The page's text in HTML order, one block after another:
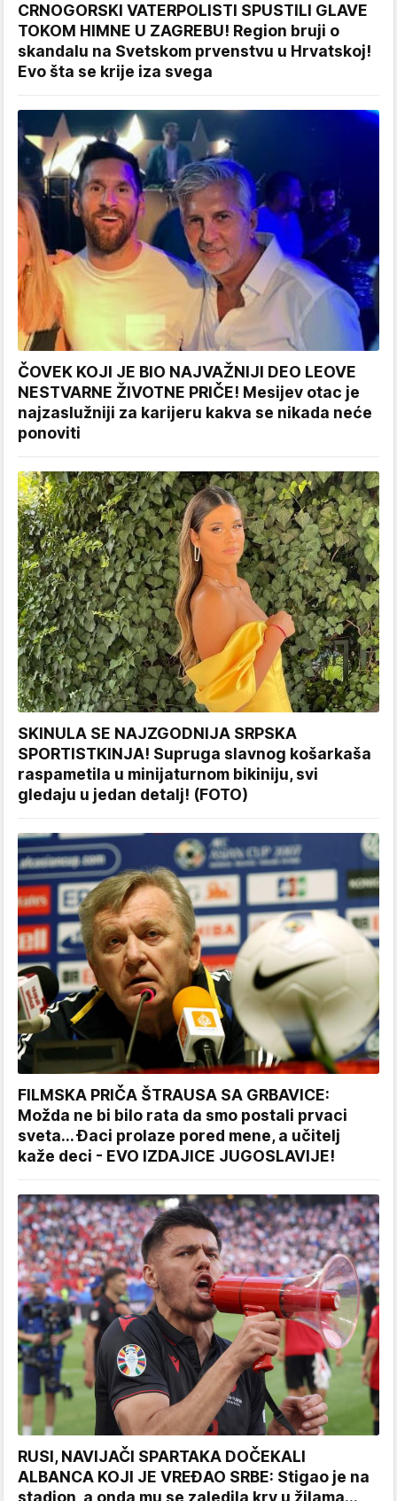
CRNOGORSKI VATERPOLISTI SPUSTILI GLAVE
TOKOM HIMNE U ZAGREBU! Region bruji o
skandalu na Svetskom prvenstvu u Hrvatskoj!
Evo šta se krije iza svega
ČOVEK KOJI JE BIO NAJVAŽNIJI DEO LEOVE
NESTVARNE ŽIVOTNE PRIČE! Mesijev otac je
najzaslužniji za karijeru kakva se nikada neće
ponoviti
SKINULA SE NAJZGODNIJA SRPSKA
SPORTISTKINJA! Supruga slavnog košarkaša
raspametila u minijaturnom bikiniju, svi
gledaju u jedan detalj! (FOTO)
FILMSKA PRIČA ŠTRAUSA SA GRBAVICE:
Možda ne bi bilo rata da smo postali prvaci
sveta... Đaci prolaze pored mene, a učitelj
kaže deci - EVO IZDAJICE JUGOSLAVIJE!
RUSI, NAVIJAČI SPARTAKA DOČEKALI
ALBANCA KOJI JE VREĐAO SRBE: Stigao je na
stadion, a onda mu se zaledila krv u žilama...